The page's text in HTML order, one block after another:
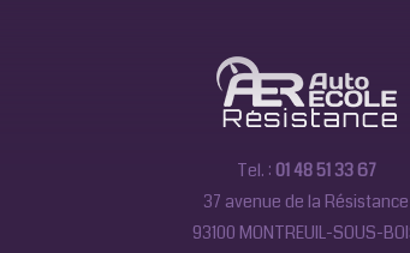
Tel. : 01 48 51 33 67
37 avenue de la Résistance
93100 MONTREUIL-SOUS-